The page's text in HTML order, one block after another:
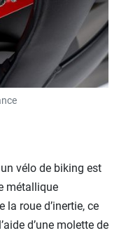
vélo de biking est
métallique
la roue d’inertie, ce
d’une molette de